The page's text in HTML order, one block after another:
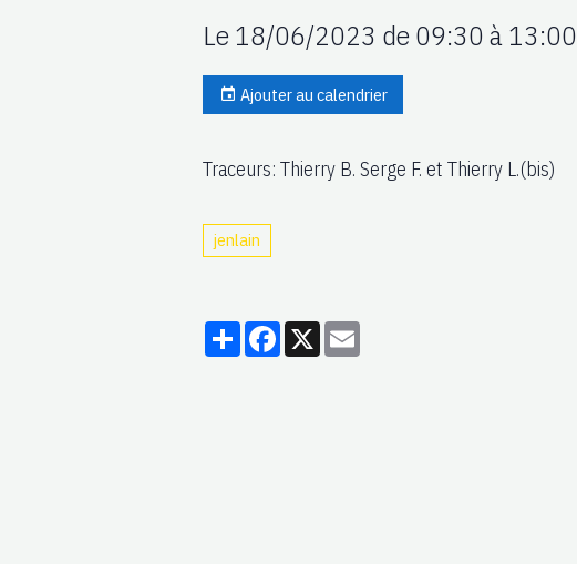
Le 18/06/2023 de 09:30à 13:00
Ajouter au calendrier
Traceurs: Thierry B. Serge F. et Thierry L.(bis)
jenlain
PartagerFacebook
X